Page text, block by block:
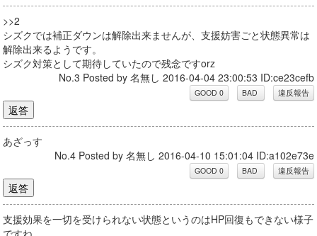
>>2
シズクでは補正ダウンは解除出来ませんが、支援妨害ごと状態異常は
解除出来るようです。
シズク対策として期待していたので残念ですorz
No.3 Posted by 名無し 2016-04-04 23:00:53 ID:ce23cefb
あざっす
No.4 Posted by 名無し 2016-04-10 15:01:04 ID:a102e73e
支援効果を一切を受けられない状態というのはHP回復もできない様子